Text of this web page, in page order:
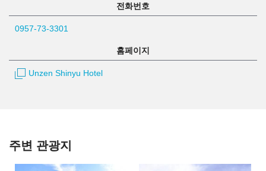
전화번호
0957-73-3301
홈페이지
Unzen Shinyu Hotel
주변 관광지